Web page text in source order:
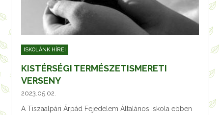
ISKOLÁNK HÍREI
KISTÉRSÉGI TERMÉSZETISMERETI
VERSENY
2023.05.02.
A Tiszaalpári Árpád Fejedelem Általános Iskola ebben